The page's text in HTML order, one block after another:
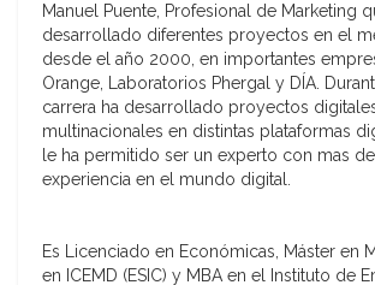
Manuel Puente, Profesional de Marketing
desarrollado diferentes proyectos en el
desde el año 2000, en importantes
Orange, Laboratorios Phergal y DÍA.
carrera ha desarrollado proyectos
multinacionales en distintas plataformas
le ha permitido ser un experto con mas
experiencia en el mundo digital.
Es Licenciado en Económicas, Máster en
en ICEMD (ESIC) y MBA en el Instituto de